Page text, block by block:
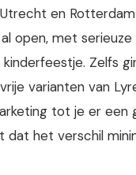
en
open, met
Zelfs
varianten van
tot je er een
dat het verschil